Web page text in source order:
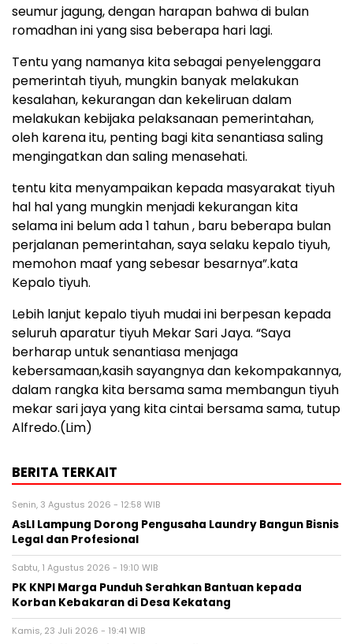
seumur jagung, dengan harapan bahwa di bulan
romadhan ini yang sisa beberapa hari lagi.
Tentu yang namanya kita sebagai penyelenggara
pemerintah tiyuh, mungkin banyak melakukan
kesalahan, kekurangan dan kekeliruan dalam
melakukan kebijaka pelaksanaan pemerintahan,
oleh karena itu, penting bagi kita senantiasa saling
mengingatkan dan saling menasehati.
tentu kita menyampaikan kepada masyarakat tiyuh
hal hal yang mungkin menjadi kekurangan kita
selama ini belum ada 1 tahun , baru beberapa bulan
perjalanan pemerintahan, saya selaku kepalo tiyuh,
memohon maaf yang sebesar besarnya”.kata
Kepalo tiyuh.
Lebih lanjut kepalo tiyuh mudai ini berpesan kepada
seluruh aparatur tiyuh Mekar Sari Jaya. “Saya
berharap untuk senantiasa menjaga
kebersamaan,kasih sayangnya dan kekompakannya,
dalam rangka kita bersama sama membangun tiyuh
mekar sari jaya yang kita cintai bersama sama, tutup
Alfredo.(Lim)
BERITA TERKAIT
Senin, 3 Agustus 2026 - 12:58 WIB
AsLI Lampung Dorong Pengusaha Laundry Bangun Bisnis
Legal dan Profesional
Sabtu, 1 Agustus 2026 - 19:10 WIB
PK KNPI Marga Punduh Serahkan Bantuan kepada
Korban Kebakaran di Desa Kekatang
Kamis, 23 Juli 2026 - 19:41 WIB